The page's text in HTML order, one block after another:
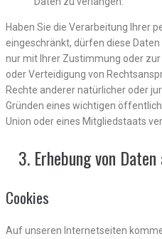
Haben Sie die Verarbeitung Ihrer
eingeschränkt, dürfen diese
nur mit Ihrer Zustimmung oder
oder Verteidigung von
Rechte anderer natürlicher oder
Gründen eines wichtigen
Union oder eines Mitgliedstaats
Erhebung von
Cookies
Auf unseren Internetseiten